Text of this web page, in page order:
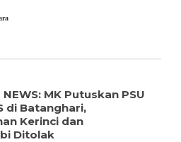
NEWS: MK Putuskan PSU
di Batanghari,
Kerinci dan
Ditolak